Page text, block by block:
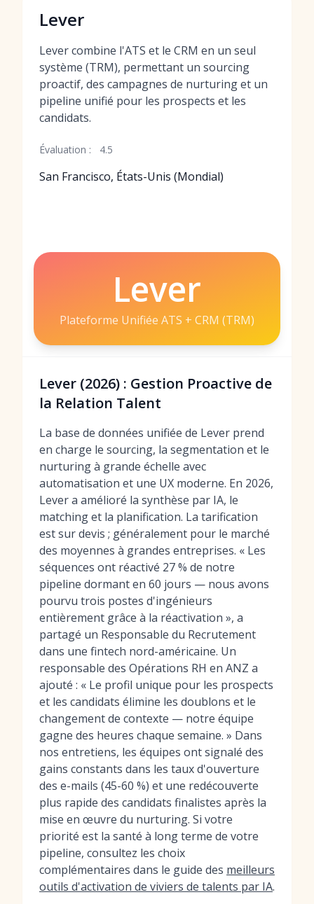
Lever
Lever combine l'ATS et le CRM en un seul
système (TRM), permettant un sourcing
proactif, des campagnes de nurturing et un
pipeline unifié pour les prospects et les
candidats.
Évaluation : 4.5
San Francisco, États-Unis (Mondial)
Lever
Plateforme Unifiée ATS + CRM (TRM)
Lever (2026) : Gestion Proactive de
la Relation Talent
La base de données unifiée de Lever prend
en charge le sourcing, la segmentation et le
nurturing à grande échelle avec
automatisation et une UX moderne. En 2026,
Lever a amélioré la synthèse par IA, le
matching et la planification. La tarification
est sur devis ; généralement pour le marché
des moyennes à grandes entreprises. « Les
séquences ont réactivé 27 % de notre
pipeline dormant en 60 jours — nous avons
pourvu trois postes d'ingénieurs
entièrement grâce à la réactivation », a
partagé un Responsable du Recrutement
dans une fintech nord-américaine. Un
responsable des Opérations RH en ANZ a
ajouté : « Le profil unique pour les prospects
et les candidats élimine les doublons et le
changement de contexte — notre équipe
gagne des heures chaque semaine. » Dans
nos entretiens, les équipes ont signalé des
gains constants dans les taux d'ouverture
des e-mails (45-60 %) et une redécouverte
plus rapide des candidats finalistes après la
mise en œuvre du nurturing. Si votre
priorité est la santé à long terme de votre
pipeline, consultez les choix
complémentaires dans le guide des meilleurs
outils d'activation de viviers de talents par IA.